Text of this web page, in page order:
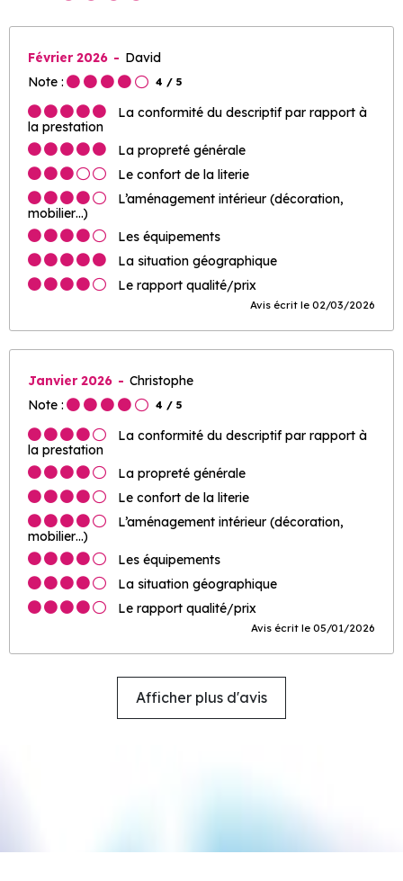
Février 2026
David
Note :
4 / 5
La conformité du descriptif par rapport à
la prestation
La propreté générale
Le confort de la literie
L’aménagement intérieur (décoration,
mobilier…)
Les équipements
La situation géographique
Le rapport qualité/prix
Avis écrit le 02/03/2026
Janvier 2026
Christophe
Note :
4 / 5
La conformité du descriptif par rapport à
la prestation
La propreté générale
Le confort de la literie
L’aménagement intérieur (décoration,
mobilier…)
Les équipements
La situation géographique
Le rapport qualité/prix
Avis écrit le 05/01/2026
Afficher plus d'avis